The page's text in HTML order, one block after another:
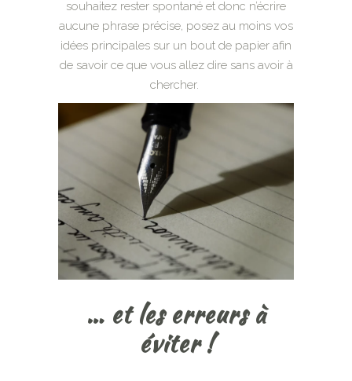
souhaitez rester spontané et donc n’écrire
aucune phrase précise, posez au moins vos
idées principales sur un bout de papier afin
de savoir ce que vous allez dire sans avoir à
chercher.
… et les erreurs à
éviter !